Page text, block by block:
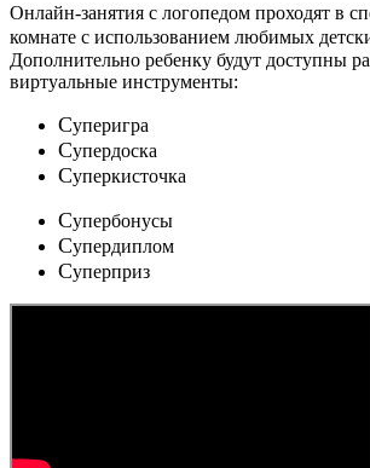
Онлайн-занятия с логопедом проходят в
комнате с использованием любимых
Дополнительно ребенку будут доступны
виртуальные инструменты:
Cуперигра
Cупердоска
Cуперкисточка
Cупербонусы
Cупердиплом
Cуперприз